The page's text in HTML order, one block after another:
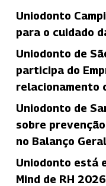
Uniodonto
para o cuidado
Uniodonto de
participa do
relacionamento
Uniodonto de
sobre
no Balanço
Uniodonto está
Mind de RH